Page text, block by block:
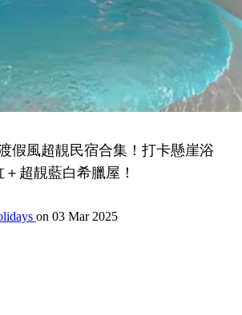
假風超靚民宿合集！打卡懸崖浴
＋超靚藍白希臘屋！
on 03 Mar 2025